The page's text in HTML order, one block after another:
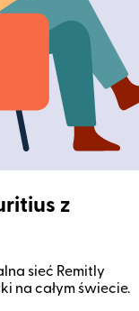
z
sieć Remitly
na całym świecie.